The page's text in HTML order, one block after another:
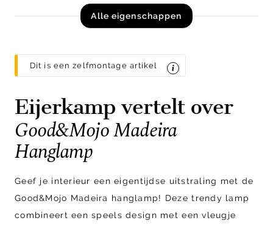
Alle eigenschappen
Dit is een zelfmontage artikel
Eijerkamp vertelt over
Good&Mojo Madeira
Hanglamp
Geef je interieur een eigentijdse uitstraling met de
Good&Mojo Madeira hanglamp! Deze trendy lamp
combineert een speels design met een vleugje